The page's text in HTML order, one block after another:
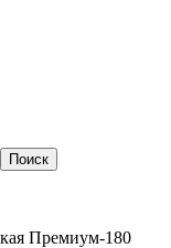
Поиск
Премиум-180